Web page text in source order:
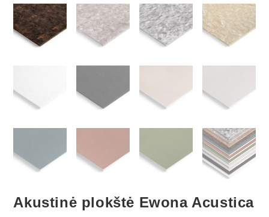
Akustinė plokštė Ewona Acustica